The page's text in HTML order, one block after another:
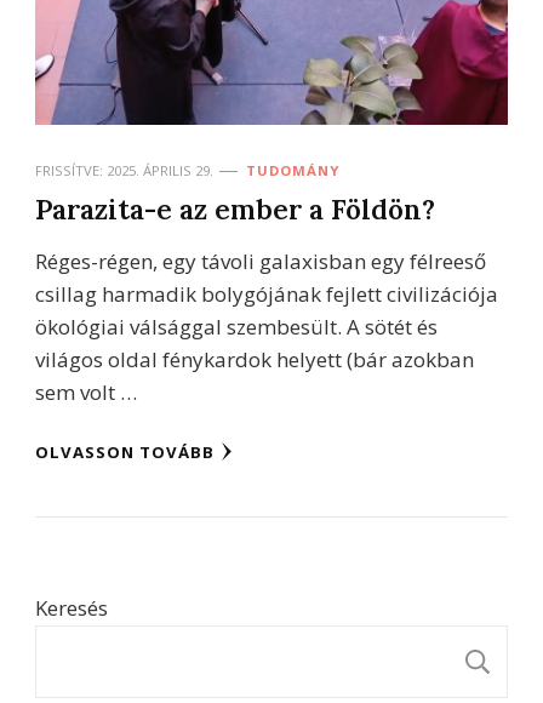
FRISSÍTVE: 2025. ÁPRILIS 29. TUDOMÁNY
Parazita-e az ember a Földön?
Réges-régen, egy távoli galaxisban egy félreeső
csillag harmadik bolygójának fejlett civilizációja
ökológiai válsággal szembesült. A sötét és
világos oldal fénykardok helyett (bár azokban
sem volt …
OLVASSON TOVÁBB
Keresés